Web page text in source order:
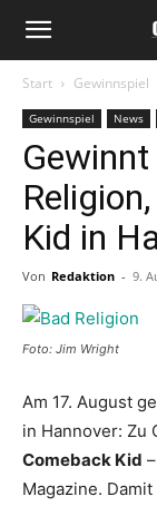
Start Gewinnspiel
Gewinnspiel News
Kid in
Von Redaktion - 9.
Foto: Jim Wright
Am 17. August
in Hannover: Zu
Comeback Kid
Magazine.